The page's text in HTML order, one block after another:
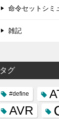
命令セットシミ
雑記
タグ
#define
AVR